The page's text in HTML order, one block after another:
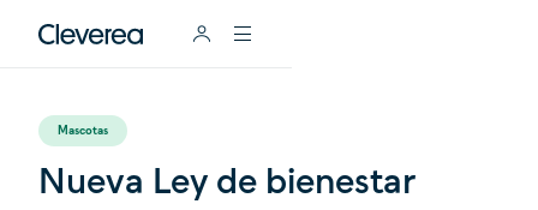
Mascotas
Nueva Ley de bienestar